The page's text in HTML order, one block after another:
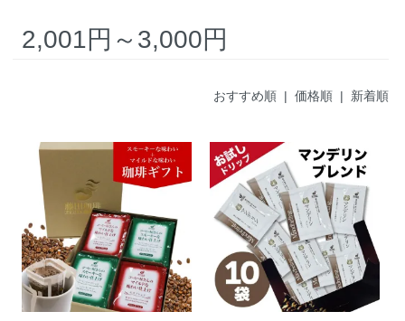
2,001円～3,000円
おすすめ順| 価格順| 新着順